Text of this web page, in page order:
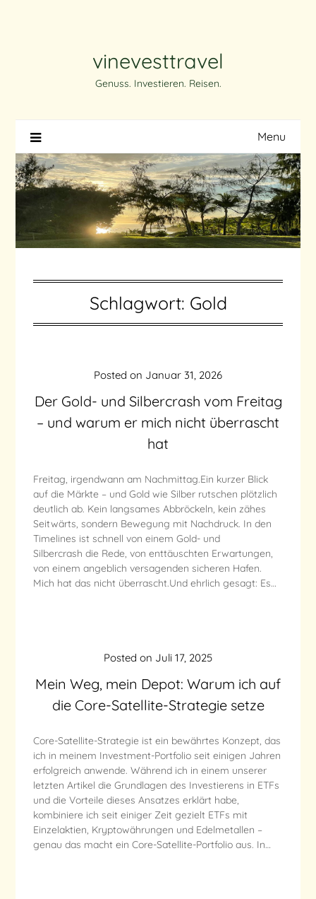
vinevesttravel
Genuss. Investieren. Reisen.
Menu
Schlagwort: Gold
Der Gold- und Silbercrash vom Freitag
– und warum er mich nicht überrascht
hat
Posted on Januar 31, 2026
Freitag, irgendwann am Nachmittag.Ein kurzer Blick
auf die Märkte – und Gold wie Silber rutschen plötzlich
deutlich ab. Kein langsames Abbröckeln, kein zähes
Seitwärts, sondern Bewegung mit Nachdruck. In den
Timelines ist schnell von einem Gold- und
Silbercrash die Rede, von enttäuschten Erwartungen,
von einem angeblich versagenden sicheren Hafen.
Mich hat das nicht überrascht.Und ehrlich gesagt: Es…
Mein Weg, mein Depot: Warum ich auf
die Core-Satellite-Strategie setze
Posted on Juli 17, 2025
Core-Satellite-Strategie ist ein bewährtes Konzept, das
ich in meinem Investment-Portfolio seit einigen Jahren
erfolgreich anwende. Während ich in einem unserer
letzten Artikel die Grundlagen des Investierens in ETFs
und die Vorteile dieses Ansatzes erklärt habe,
kombiniere ich seit einiger Zeit gezielt ETFs mit
Einzelaktien, Kryptowährungen und Edelmetallen –
genau das macht ein Core-Satellite-Portfolio aus. In…